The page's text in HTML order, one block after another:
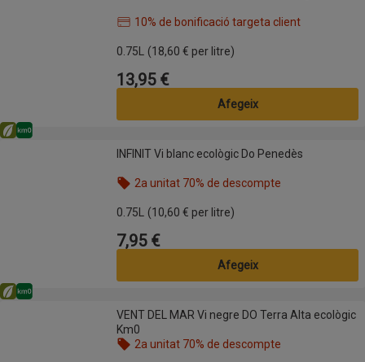
10% de bonificació targeta client
0.75L (18,60 € per litre)
Preu
13,95 €
Afegeix
INFINIT Vi blanc ecològic Do Penedès
Eco
Km0
INFINIT Vi blanc ecològic Do Penedès
2a unitat 70% de descompte
0.75L (10,60 € per litre)
Preu
7,95 €
Afegeix
VENT DEL MAR Vi negre DO Terra Alta ecològic Km0
Eco
Km0
VENT DEL MAR Vi negre DO Terra Alta ecològic
Km0
2a unitat 70% de descompte